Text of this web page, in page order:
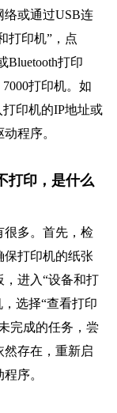
络或通过USB连
打印机”，点
Bluetooth打印
打印机。如
印机的IP地址或
程序。
打印，是什么
很多。首先，检
保打印机的纸张
进入“设备和打
，选择“查看打印
完成的任务，尝
然存在，重新启
序。